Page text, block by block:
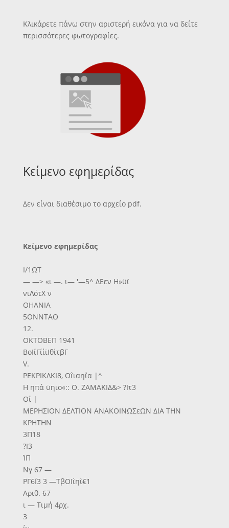
Κλικάρετε πάνω στην αριστερή εικόνα για να δείτε
περισσότερες φωτογραφίες.
Κείμενο εφημερίδας
Δεν είναι διαθέσιμο το αρχείο pdf.
Κείμενο εφημερίδας
Ι/1ΩΤ
— —> «ι —. ι— '—5^ ΔΕεν Η»ϋϊ
νιΛότΧ ν
ΟΗΑΝΙΑ
5ΟΝΝΤΑΟ
12.
ΟΚΤΟΒΕΠ 1941
ΒοΙΐΓίίϊΙθίτβΓ
V.
ΡΕΚΡΙΚΛΚΙ8, Οΐιαηΐα |^
Η ηπά ϋηιο«:: Ο. ΖΑΜΑΚΙΔ&> ?Ιτ3
Οΐ |
ΜΕΡΗΣΙΟΝ ΔΕΛΤΙΟΝ ΑΝΑΚΟΙΝΩΣεΩΝ ΔΙΑ ΤΗΝ
ΚΡΗΤΗΝ
3Π18
?Ι3
ΊΠ
Νγ 67 —
ΡΓ6Ϊ3 3 —ΤβΟΙΐηΐ€1
Αριθ. 67
ι — Τιμή 4ρχ.
3